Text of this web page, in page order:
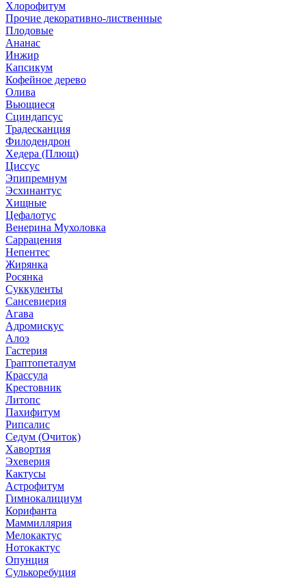
Хлорофитум
Прочие декоративно-лиственные
Плодовые
Ананас
Инжир
Капсикум
Кофейное дерево
Олива
Вьющиеся
Сциндапсус
Традесканция
Филодендрон
Хедера (Плющ)
Циссус
Эпипремнум
Эсхинантус
Хищные
Цефалотус
Венерина Мухоловка
Саррацения
Непентес
Жирянка
Росянка
Суккуленты
Сансевиерия
Агава
Адромискус
Алоэ
Гастерия
Граптопеталум
Крассула
Крестовник
Литопс
Пахифитум
Рипсалис
Седум (Очиток)
Хавортия
Эхеверия
Кактусы
Астрофитум
Гимнокалициум
Корифанта
Маммиллярия
Мелокактус
Нотокактус
Опунция
Сулькоребуция